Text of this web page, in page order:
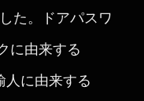
た。ドアパスワ
に由来する
に由来する